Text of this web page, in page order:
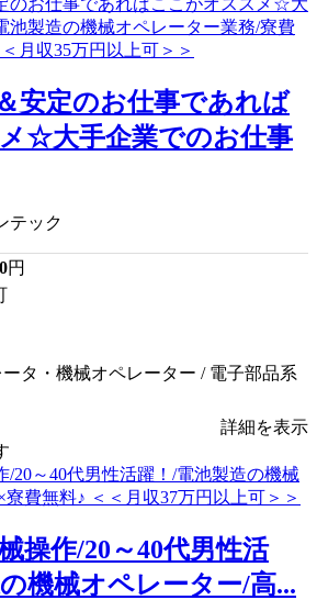
安定のお仕事であれば
☆大手企業でのお仕事
テック
円
タ・機械オペレーター / 電子部品系
詳細を表示
操作/20～40代男性活
機械オペレーター/高...